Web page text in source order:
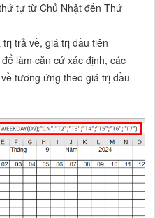
tự từ Chủ Nhật đến Thứ
trả về, giá trị đầu tiên
làm căn cứ xác định, các
tương ứng theo giá trị đầu